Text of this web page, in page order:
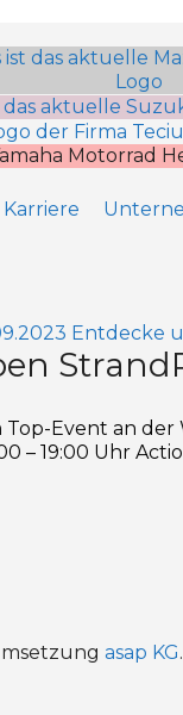
Karriere
Event an der
– 19:00 Uhr
asap KG